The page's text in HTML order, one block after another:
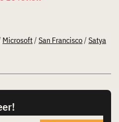
Microsoft/ San Francisco/ Satya